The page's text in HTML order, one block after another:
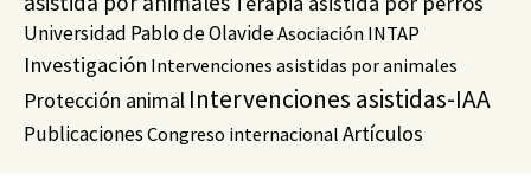
Universidad Pablo de OlavideAsociación INTAP
Investigación Intervenciones asistidas por animales
Protección animal Intervenciones asistidas-IAA
PublicacionesCongreso internacionalArtículos